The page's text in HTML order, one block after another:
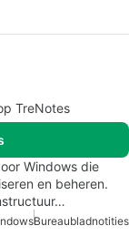
TreNotes
Windows die
en beheren.
Bureaubladnotities